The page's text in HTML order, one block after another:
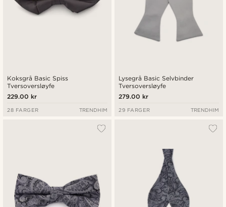
Koksgrå Basic Spiss
Tversoversløyfe
229.00 kr
28 FARGER TRENDHIM
Lysegrå Basic Selvbinder
Tversoversløyfe
279.00 kr
29 FARGER TRENDHIM